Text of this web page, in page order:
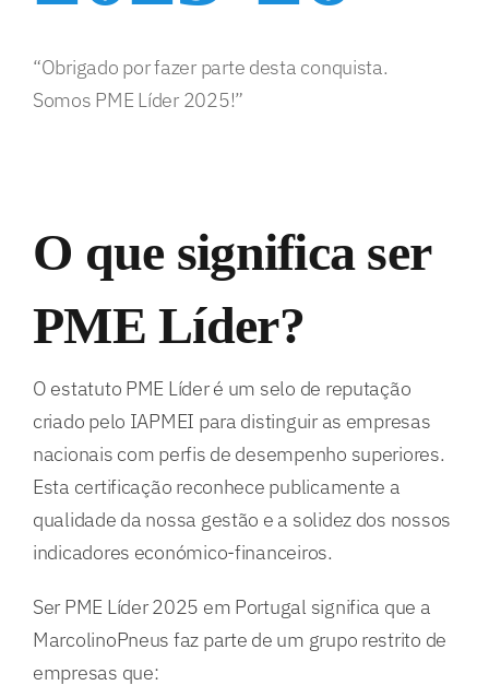
“Obrigado por fazer parte desta conquista.
Somos PME Líder 2025!”
O que significa ser
PME Líder?
O estatuto PME Líder é um selo de reputação
criado pelo IAPMEI para distinguir as empresas
nacionais com perfis de desempenho superiores.
Esta certificação reconhece publicamente a
qualidade da nossa gestão e a solidez dos nossos
indicadores económico-financeiros.
Ser PME Líder 2025 em Portugal significa que a
MarcolinoPneus faz parte de um grupo restrito de
empresas que: